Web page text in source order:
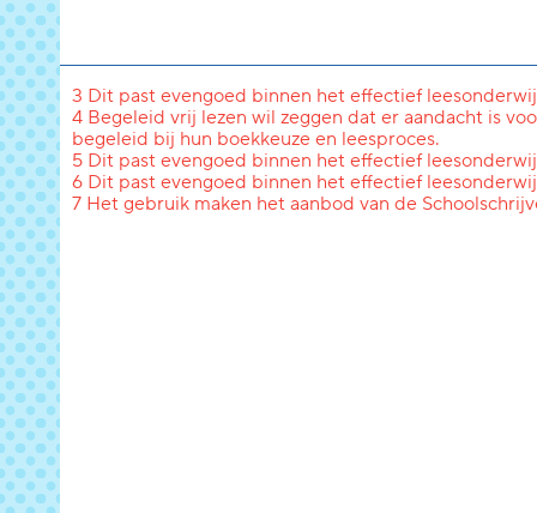
3 Dit past evengoed binnen het effectief
4 Begeleid vrij lezen wil zeggen dat er aandacht is
begeleid bij hun boekkeuze en leesproces.
5 Dit past evengoed binnen het effectief
6 Dit past evengoed binnen het effectief
7 Het gebruik maken het aanbod van de